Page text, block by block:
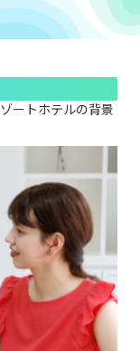
について
ートホテルの背景